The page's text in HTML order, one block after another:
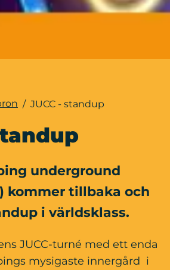
/ JUCC - standup
underground
kommer tillbaka och
i världsklass.
JUCC-turné med ett enda
mysigaste innergård  i